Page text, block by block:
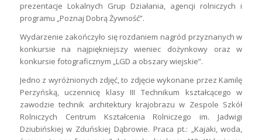
prezentacje Lokalnych Grup Działania, agencji rolniczych i
programu „Poznaj Dobrą Żywność”.
Wydarzenie zakończyło się rozdaniem nagród przyznanych w
konkursie na najpiękniejszy wieniec dożynkowy oraz w
konkursie fotograficznym „LGD a obszary wiejskie”.
Jedno z wyróżnionych zdjęć, to zdjęcie wykonane przez Kamilę
Perzyńską, uczennicę klasy III Technikum kształcącego w
zawodzie technik architektury krajobrazu w Zespole Szkół
Rolniczych Centrum Kształcenia Rolniczego im. Jadwigi
Dziubińskiej w Zduńskiej Dąbrowie. Praca pt.: „Kajaki, woda,